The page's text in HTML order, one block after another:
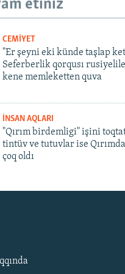
etiñiz
CEMİYET
"Er şeyni eki künde taşlap
Seferberlik qorqusı
kene memleketten quva
İNSAN AQLARI
"Qırım birdemligi" işini
tintüv ve tutuvlar ise
çoq oldı